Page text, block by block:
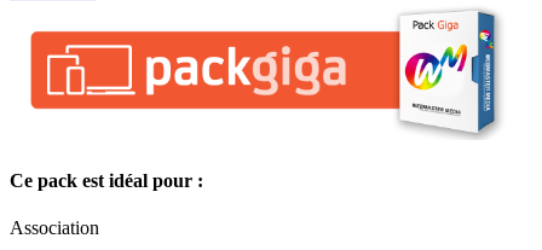
Ce pack est idéal pour :
Association